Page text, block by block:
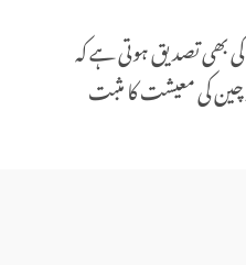
بھی تصدیق ہوتی ہے کہ
کی معیشت کا مثبت